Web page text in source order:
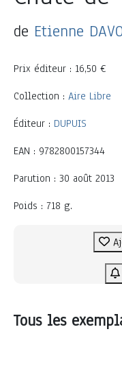
de Etienne
Prix éditeur : 16,50 €
Collection : Aire Libre
Éditeur : DUPUIS
EAN : 9782800157344
Parution : 30 août 2013
Poids : 718 g.
Tous les